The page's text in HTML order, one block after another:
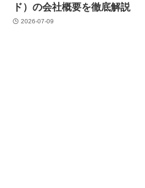
ド）の会社概要を徹底解説
2026-07-09